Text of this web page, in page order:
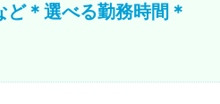
ど＊選べる勤務時間＊